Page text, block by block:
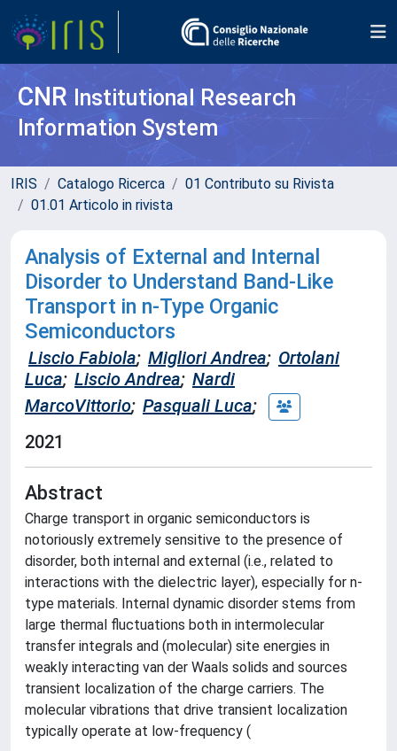
CNR Institutional Research
Information System
IRIS Catalogo Ricerca
01 Contributo su Rivista
01.01 Articolo in rivista
Analysis of External and Internal
Disorder to Understand Band-Like
Transport in n-Type Organic
Semiconductors
Liscio Fabiola; Migliori Andrea; Ortolani
Luca; Liscio Andrea; Nardi
MarcoVittorio; Pasquali Luca;
2021
Abstract
Charge transport in organic semiconductors is
notoriously extremely sensitive to the presence of
disorder, both internal and external (i.e., related to
interactions with the dielectric layer), especially for n-
type materials. Internal dynamic disorder stems from
large thermal fluctuations both in intermolecular
transfer integrals and (molecular) site energies in
weakly interacting van der Waals solids and sources
transient localization of the charge carriers. The
molecular vibrations that drive transient localization
typically operate at low-frequency (